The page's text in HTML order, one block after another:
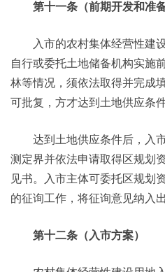
第十一条（前期开发和准备
入市的农村集体经营性建设
自行或委托土地储备机构实施
林等情况，须依法取得并完成
可批复，方才达到土地供应条件
达到土地供应条件后，入市
测定界并依法申请取得区规划
见书。入市主体可委托区规划
的征询工作，将征询意见纳入
第十二条（入市方案）